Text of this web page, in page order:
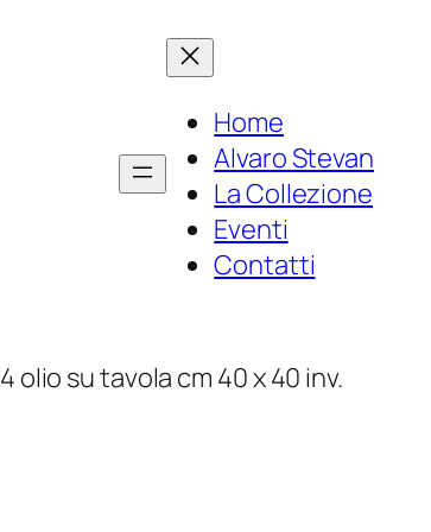
Home
Alvaro Stevan
La Collezione
Eventi
Contatti
su tavola cm 40 x 40 inv.